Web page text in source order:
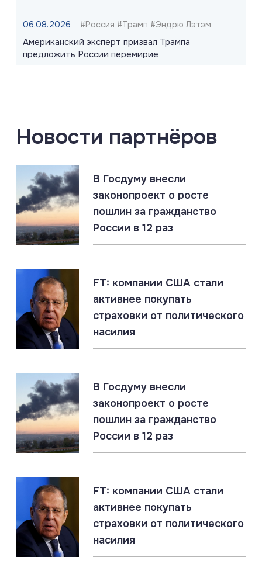
06.08.2026 #Россия #Трамп #Эндрю Лэтэм
Американский эксперт призвал Трампа
предложить России перемирие
Запорожская область: главное за 6 августа
06.08.2026
Россия нанесла массированный удар по логистике
ВСУ в Киеве и Одессе
06.08.2026 #СВО #Сводка #Херсонская область
Херсонская область: главное за 6 августа
06.08.2026 #Наёмники #Польша #СВО
Российские военные идентифицировали польских
наёмников в ВСУ
ДНР: главное за 6 августа
06.08.2026 #«Циркон» #Гиперзвук #ПВО
«Цирконы» бьют по наземным целям. Россия
06.08.2026 #ЛНР #СВО #Сводка
ЛНР: главное за 6 августа
Новости партнёров
В Госдуму внесли
законопроект о росте
пошлин за гражданство
России в 12 раз
FT: компании США стали
активнее покупать
страховки от политического
насилия
В Госдуму внесли
законопроект о росте
пошлин за гражданство
России в 12 раз
FT: компании США стали
активнее покупать
страховки от политического
насилия